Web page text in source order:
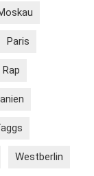
Paris
Rap
Westberlin